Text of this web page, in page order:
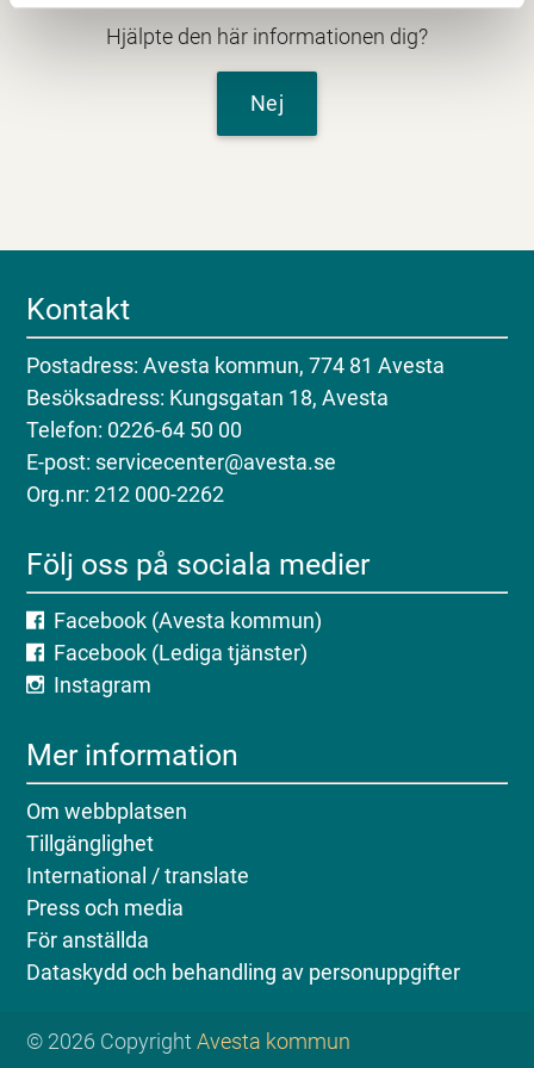
Hjälpte den här informationen dig?
Nej
Kontakt
Postadress: Avesta kommun, 774 81 Avesta
Besöksadress: Kungsgatan 18, Avesta
Telefon: 0226-64 50 00
E-post: servicecenter@avesta.se
Org.nr: 212 000-2262
Följ oss på sociala medier
Facebook (Avesta kommun)
Facebook (Lediga tjänster)
Instagram
Mer information
Om webbplatsen
Tillgänglighet
International / translate
Press och media
För anställda
Dataskydd och behandling av personuppgifter
© 2026 CopyrightAvesta kommun